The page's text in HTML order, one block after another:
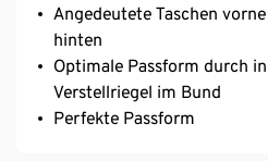
Angedeutete Taschen
hinten
Optimale Passform durch
Verstellriegel im Bund
Perfekte Passform